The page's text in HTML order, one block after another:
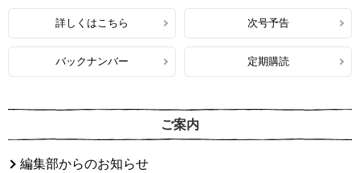
詳しくはこちら 次号予告
バックナンバー 定期購読
ご案内
編集部からのお知らせ